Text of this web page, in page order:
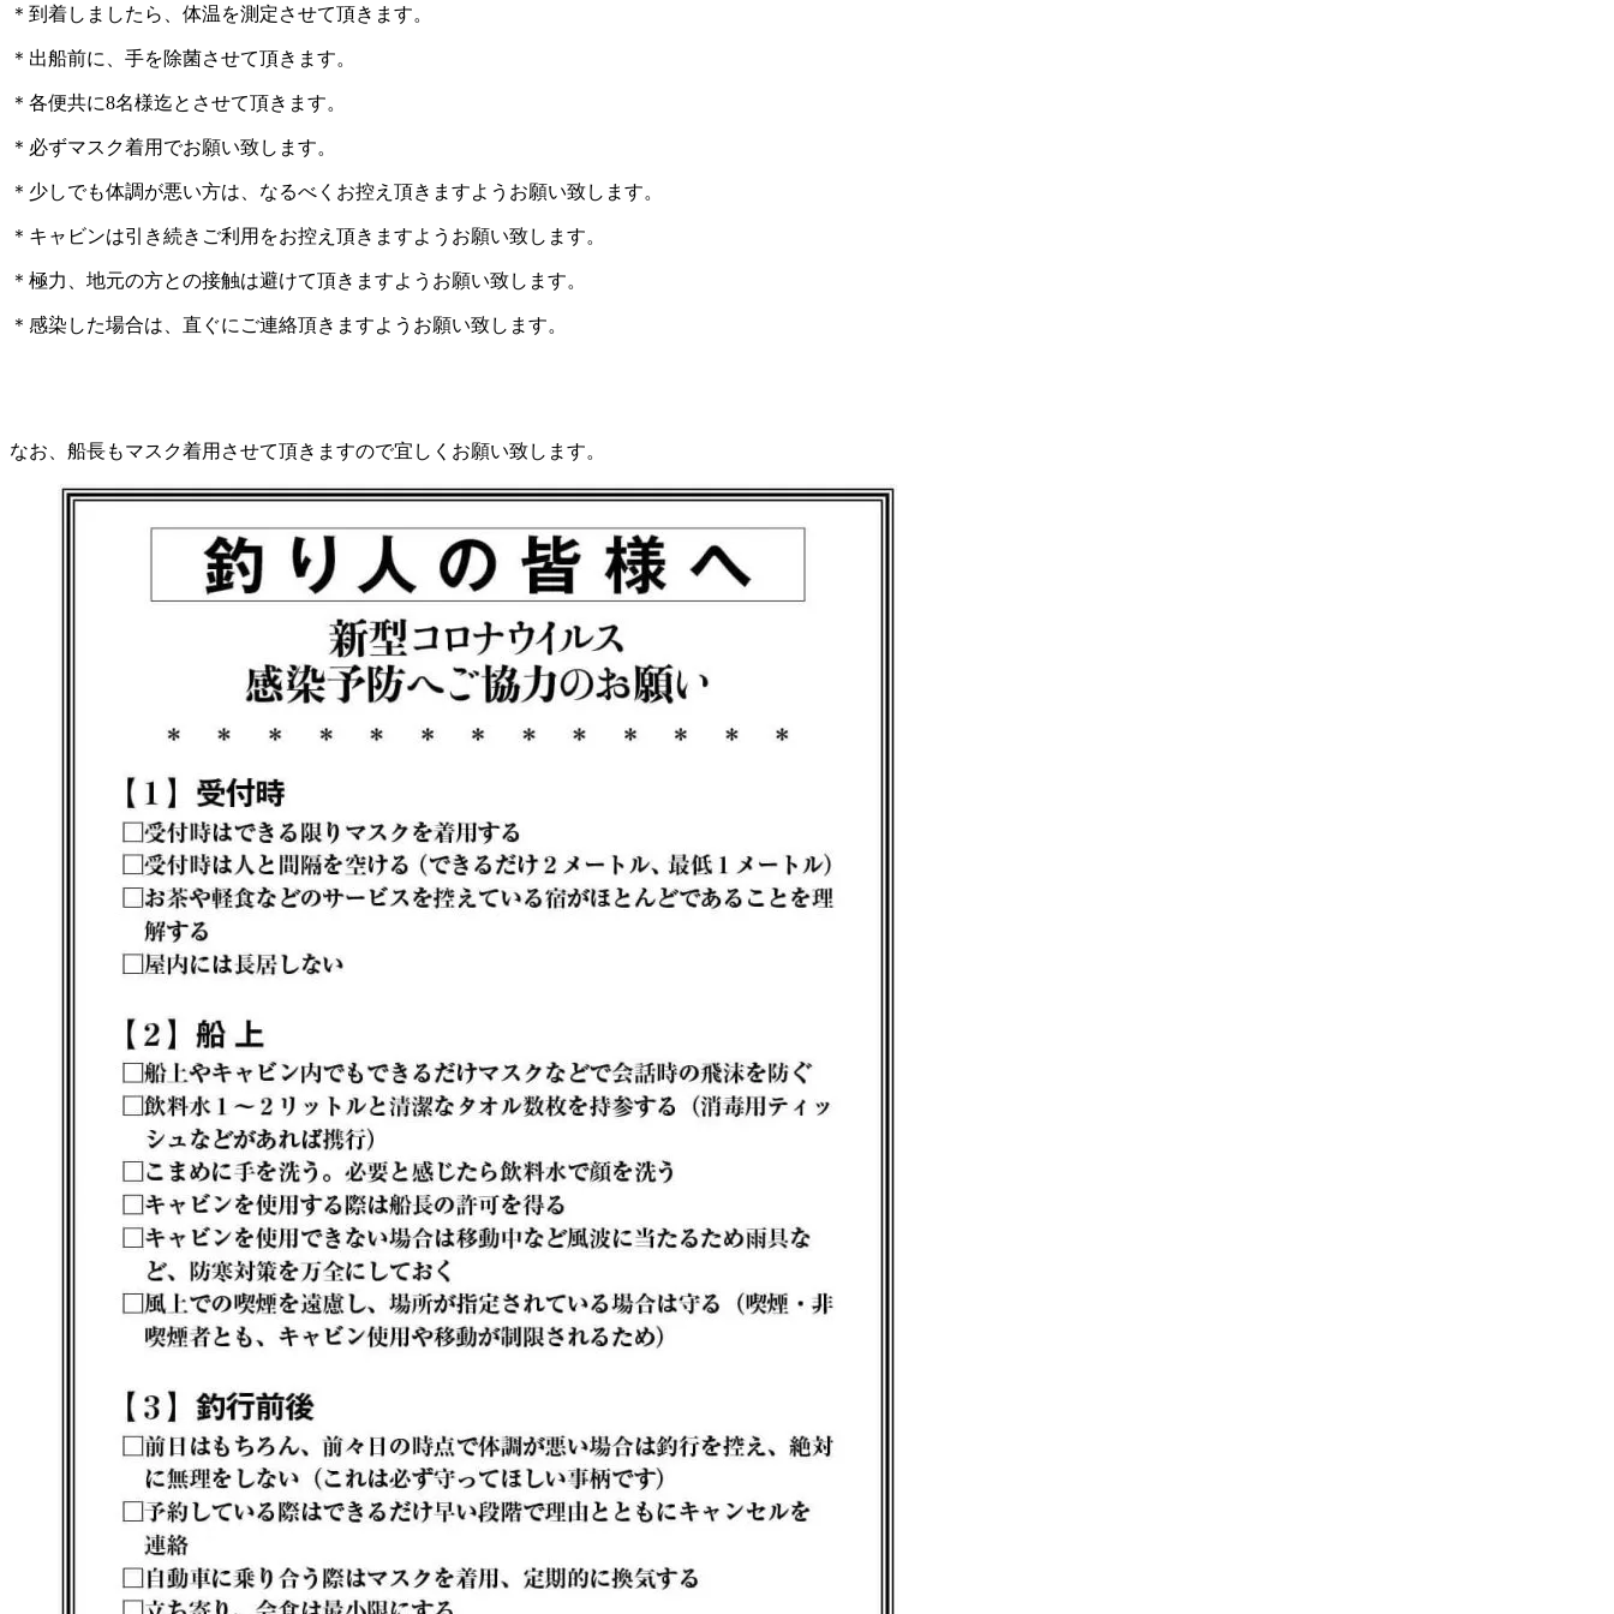
＊到着しましたら、体温を測定させて頂きます。
＊出船前に、手を除菌させて頂きます。
＊各便共に8名様迄とさせて頂きます。
＊必ずマスク着用でお願い致します。
＊少しでも体調が悪い方は、なるべくお控え頂きますようお願い致します。
＊キャビンは引き続きご利用をお控え頂きますようお願い致します。
＊極力、地元の方との接触は避けて頂きますようお願い致します。
＊感染した場合は、直ぐにご連絡頂きますようお願い致します。
なお、船長もマスク着用させて頂きますので宜しくお願い致します。